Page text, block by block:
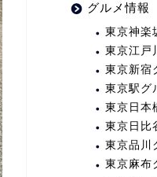
グルメ情報
東京神楽
東京江戸
東京新宿
東京駅グ
東京日本
東京日比
東京品川
東京麻布